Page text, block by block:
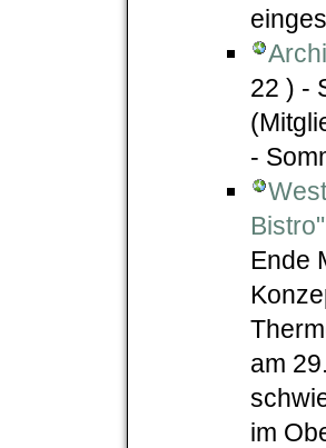
22 ) -
-
Bistro"
Ende
am
im